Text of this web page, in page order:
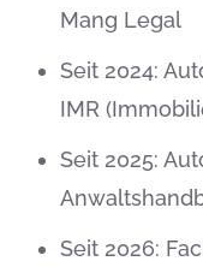
Mang Legal
Seit 2024:
IMR
Seit 2025:
Seit 2026: